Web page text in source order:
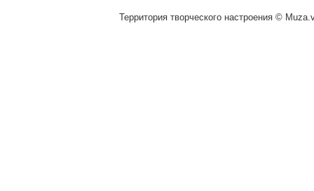
Территория творческого настроения ©